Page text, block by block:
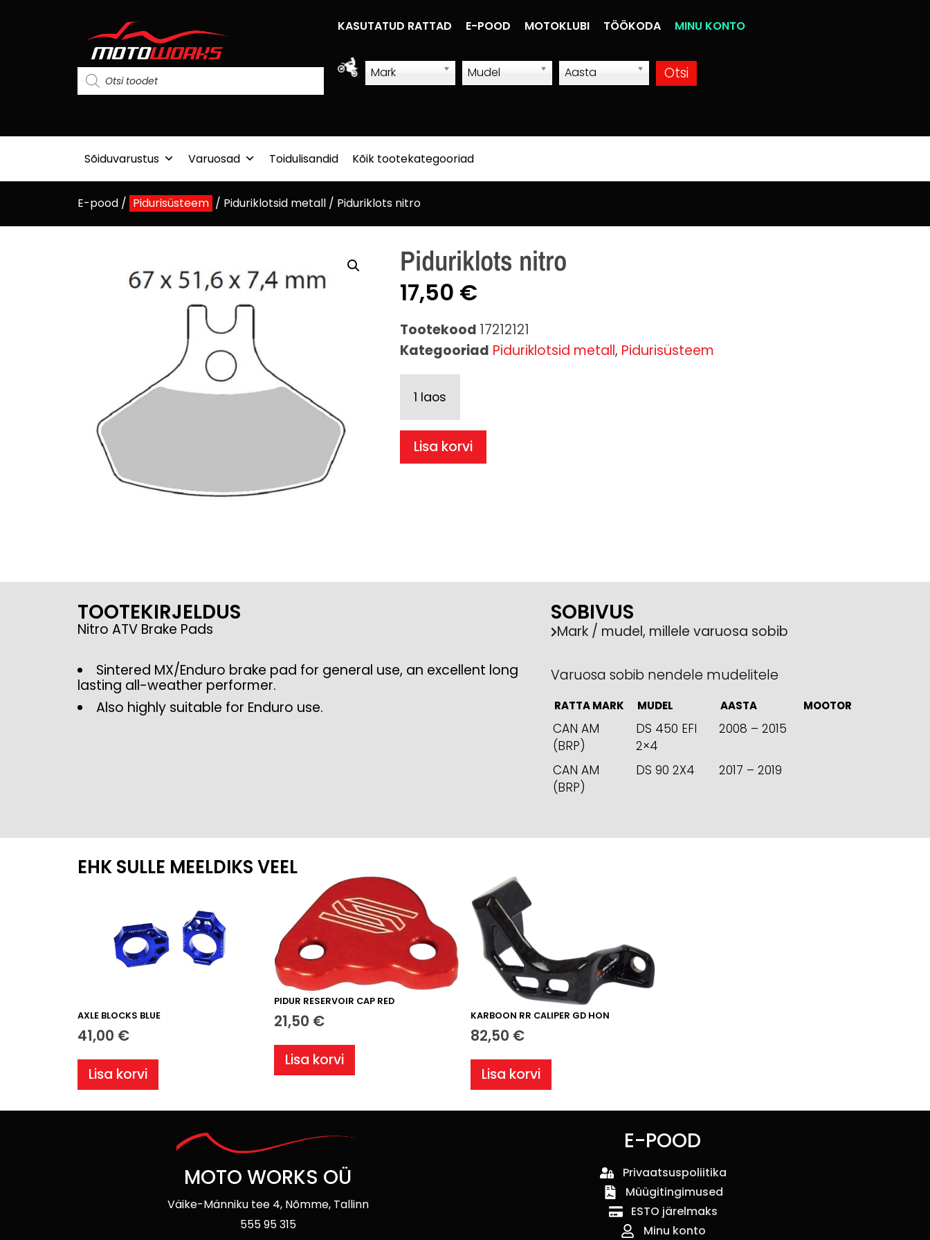
KASUTATUD RATTAD E-POOD MOTOKLUBI TÖÖKODA MINU KONTO
Mark Mudel Aasta
Sõiduvarustus Varuosad Toidulisandid Kõik tootekategooriad
E-pood / Pidurisüsteem / Piduriklotsid metall / Piduriklots nitro
Piduriklots nitro
17,50 €
Tootekood 17212121
Kategooriad Piduriklotsid metall, Pidurisüsteem
1 laos
Lisa korvi
TOOTEKIRJELDUS
Nitro ATV Brake Pads
Sintered MX/Enduro brake pad for general use, an excellent long
lasting all-weather performer.
Also highly suitable for Enduro use.
SOBIVUS
Mark / mudel, millele varuosa sobib
Varuosa sobib nendele mudelitele
RATTA MARK MUDEL AASTA MOOTOR
CAN AM
(BRP)
DS 450 EFI
2×4
2008 – 2015
CAN AM
(BRP)
DS 90 2X4 2017 – 2019
EHK SULLE MEELDIKS VEEL
AXLE BLOCKS BLUE
41,00 €
Lisa korvi
PIDUR RESERVOIR CAP RED
21,50 €
Lisa korvi
KARBOON RR CALIPER GD HON
82,50 €
Lisa korvi
MOTO WORKS OÜ
Väike-Männiku tee 4, Nõmme, Tallinn
555 95 315
E-POOD
Privaatsuspoliitika
Müügitingimused
ESTO järelmaks
Minu konto